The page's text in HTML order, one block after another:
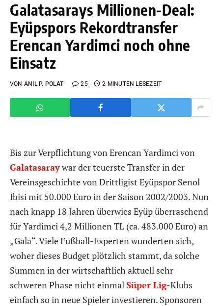
Galatasarays Millionen-Deal:
Eyüpspors Rekordtransfer
Erencan Yardimci noch ohne
Einsatz
VON ANIL P. POLAT 25 2 MINUTEN LESEZEIT
Bis zur Verpflichtung von Erencan Yardimci von
Galatasaraywar der teuerste Transfer in der
Vereinsgeschichte von Drittligist Eyüpspor Senol
Ibisi mit 50.000 Euro in der Saison 2002/2003. Nun
nach knapp 18 Jahren überwies Eyüp überraschend
für Yardimci 4,2 Millionen TL (ca. 483.000 Euro) an
„Gala“. Viele Fußball-Experten wunderten sich,
woher dieses Budget plötzlich stammt, da solche
Summen in der wirtschaftlich aktuell sehr
schweren Phase nicht einmalSüper Lig-Klubs
einfach so in neue Spieler investieren. Sponsoren